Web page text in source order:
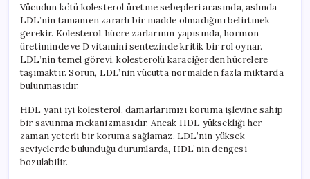
Vücudun kötü kolesterol üretme sebepleri arasında, aslında
LDL’nin tamamen zararlı bir madde olmadığını belirtmek
gerekir. Kolesterol, hücre zarlarının yapısında, hormon
üretiminde ve D vitamini sentezinde kritik bir rol oynar.
LDL’nin temel görevi, kolesterolü karaciğerden hücrelere
taşımaktır. Sorun, LDL’nin vücutta normalden fazla miktarda
bulunmasıdır.
HDL yani iyi kolesterol, damarlarımızı koruma işlevine sahip
bir savunma mekanizmasıdır. Ancak HDL yüksekliği her
zaman yeterli bir koruma sağlamaz. LDL’nin yüksek
seviyelerde bulunduğu durumlarda, HDL’nin dengesi
bozulabilir.